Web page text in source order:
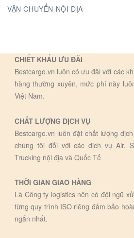
VẬN CHUYỂN NỘI ĐỊA
CHIẾT KHẤU ƯU ĐÃI
Bestcargo.vn luôn có ưu đãi với các
hàng thường xuyên, mức phí này
Việt Nam.
CHẤT LƯỢNG DỊCH VỤ
Bestcargo.vn luôn đặt chất lượng
chúng tôi đối với các dịch vụ Air,
Trucking nội địa và Quốc Tế
THỜI GIAN GIAO HÀNG
Là Công ty logistics nên có đội ngũ
từng quy trình ISO riêng đảm bảo
ngắn nhất.